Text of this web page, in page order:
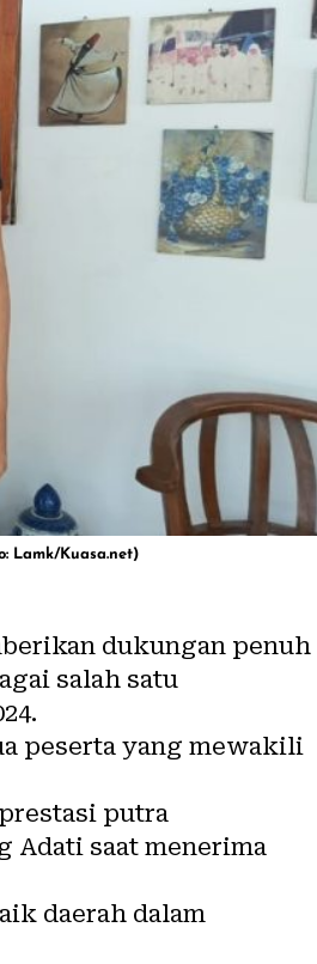
Lamk/Kuasa.net)
dukungan penuh
salah satu
peserta yang mewakili
putra
Adati saat menerima
daerah dalam